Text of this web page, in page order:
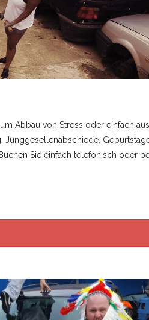
Abbau von Stress oder einfach
Junggesellenabschiede,
Sie einfach telefonisch oder